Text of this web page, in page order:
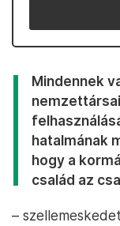
Mindennek
hatalmának
hogy a
család az
–